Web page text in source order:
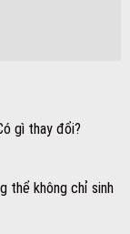
gì thay đổi?
thể không chỉ sinh